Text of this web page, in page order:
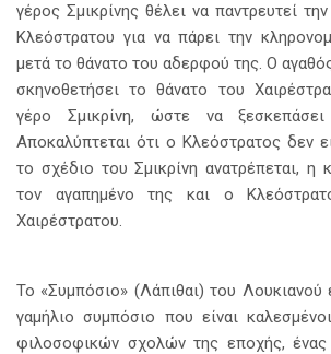
γέρος Σμικρίνης θέλει να παντρευτεί
Κλεόστρατου για να πάρει την
μετά το θάνατο του αδερφού της. Ο
σκηνοθετήσει το θάνατο του
γέρο Σμικρίνη, ώστε να
Αποκαλύπτεται ότι ο Κλεόστρατος δεν
το σχέδιο του Σμικρίνη ανατρέπεται, η
τον αγαπημένο της και ο
Χαιρέστρατου.
Το «Συμπόσιο» (Λάπιθαι) του Λουκιανού
γαμήλιο συμπόσιο που είναι
φιλοσοφικών σχολών της εποχής, ένας